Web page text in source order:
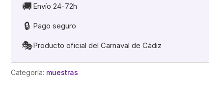
BAND
BIG
🚚 Envío 24-72h
🔒 Pago seguro
🎭Producto oficial del Carnaval de Cádiz
Categoría: muestras